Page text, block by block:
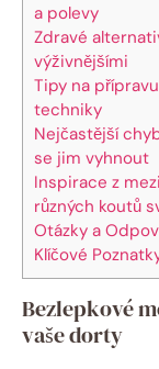
a polevy
Zdravé
výživnějšími
Tipy na
techniky
Nejčastější
se jim vyhnout
Inspirace z
různých koutů
Otázky a
Klíčové
Bezlepkové
vaše dorty